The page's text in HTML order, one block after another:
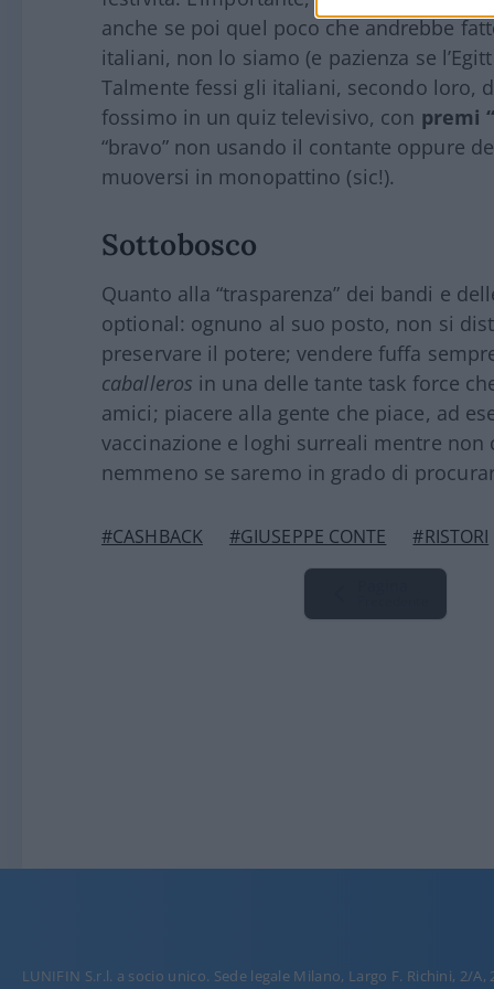
anche se poi quel poco che andrebbe
italiani, non lo siamo (e pazienza se
Talmente fessi gli italiani, secondo loro,
fossimo in un quiz televisivo, con premi
“bravo” non usando il contante oppure
muoversi in monopattino (sic!).
Sottobosco
Quanto alla “trasparenza” dei bandi e
optional: ognuno al suo posto, non si
preservare il potere; vendere fuffa
caballeros in una delle tante task force
amici; piacere alla gente che piace, ad
vaccinazione e loghi surreali mentre
nemmeno se saremo in grado di
#CASHBACK #GIUSEPPE CONTE #RISTORI
LUNIFIN S.r.l. a socio unico. Sede legale Milano, Largo F. Richini, 2/A,